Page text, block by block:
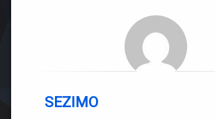
SEZIMO